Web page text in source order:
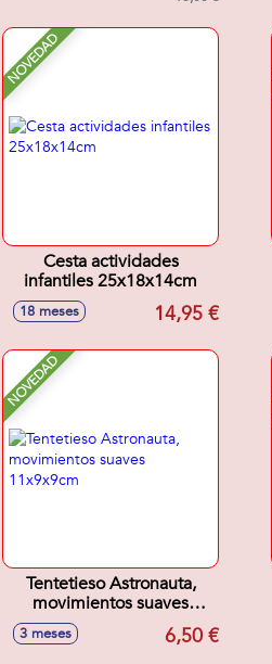
NOVEDAD
Cesta actividades
infantiles 25x18x14cm
18 meses 14,95 €
NOVEDAD
Tentetieso Astronauta,
movimientos suaves
11x9x9cm
3 meses 6,50 €